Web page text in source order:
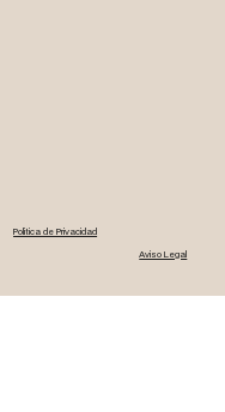
Aviso Legal
Politica de Privacidad